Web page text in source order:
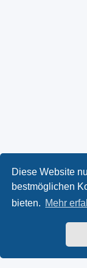
Diese Website
bestmöglichen
bieten. Mehr